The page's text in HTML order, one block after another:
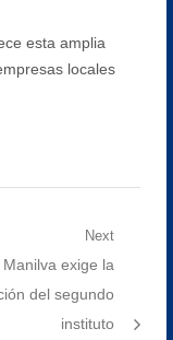
esta amplia
locales
Next
Next
post:
Manilva exige la
del segundo
instituto